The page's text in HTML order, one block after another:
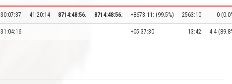
30:07:37 41:20:14 8714:48:56. 8714:48:56. +8673:11: (99.5%) 2563:10 0
31:04:16 +05:37:30 13:42 4.4